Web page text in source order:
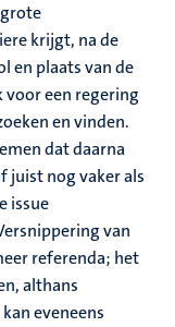
krijgt, na de
en plaats van de
voor een regering
en vinden.
dat daarna
juist nog vaker als
issue
van
referenda; het
althans
eveneens